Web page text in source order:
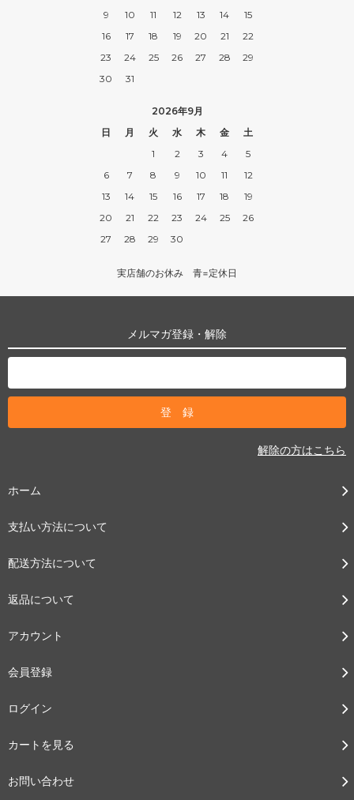
9
10 11 12 13 14
15
16
17 18 19 20 21
22
23
24 25 26 27 28
29
30
31
2026年9月
日
月 火 水 木 金
土
1
2 3 4
5
6
7 8 9 10 11
12
13
14 15 16 17 18
19
20
21 22 23 24 25
26
27
28 29 30
実店舗のお休み 青=定休日
メルマガ登録・解除
解除の方はこちら
ホーム
支払い方法について
配送方法について
返品について
アカウント
会員登録
ログイン
カートを見る
お問い合わせ